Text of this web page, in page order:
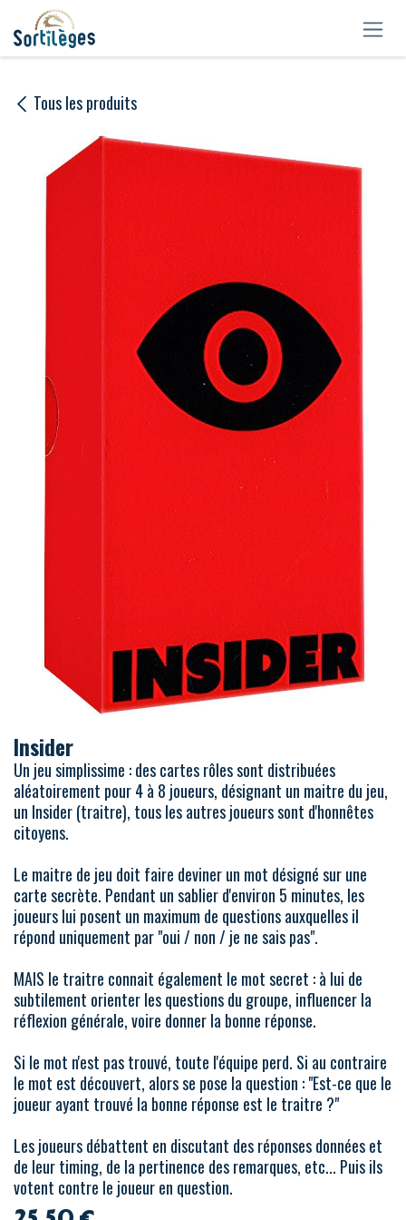
Se rendre au contenu
Tous les produits
Insider
Un jeu simplissime : des cartes rôles sont distribuées
aléatoirement pour 4 à 8 joueurs, désignant un maitre du jeu,
un Insider (traitre), tous les autres joueurs sont d'honnêtes
citoyens.
Le maitre de jeu doit faire deviner un mot désigné sur une
carte secrète. Pendant un sablier d'environ 5 minutes, les
joueurs lui posent un maximum de questions auxquelles il
répond uniquement par "oui / non / je ne sais pas".
MAIS le traitre connait également le mot secret : à lui de
subtilement orienter les questions du groupe, influencer la
réflexion générale, voire donner la bonne réponse.
Si le mot n'est pas trouvé, toute l'équipe perd. Si au contraire
le mot est découvert, alors se pose la question : "Est-ce que le
joueur ayant trouvé la bonne réponse est le traitre ?"
Les joueurs débattent en discutant des réponses données et
de leur timing, de la pertinence des remarques, etc... Puis ils
votent contre le joueur en question.